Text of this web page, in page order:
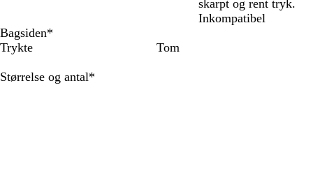
å
e
r
d
ø
n
l
skarpt og rent tryk.
Inkompatibel
Bagsiden*
Trykte
Tom
Størrelse og antal*